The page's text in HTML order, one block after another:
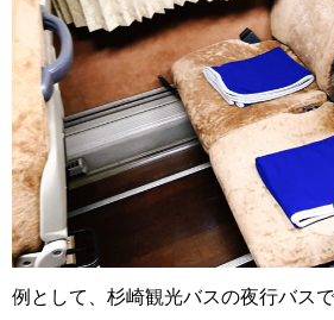
例として、杉崎観光バスの夜行バス